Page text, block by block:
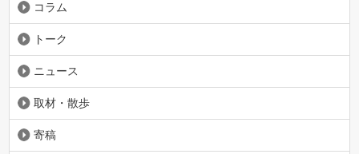
コラム
トーク
ニュース
取材・散歩
寄稿